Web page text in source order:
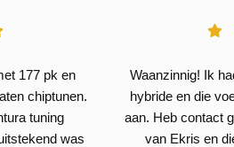
177 pk en
chiptunen.
tuning
was
Waanzinnig! Ik
hybride en die
aan. Heb contact
van Ekris en